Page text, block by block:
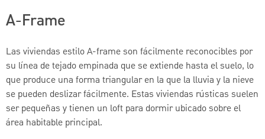
A-Frame
Las viviendas estilo A-frame son fácilmente reconocibles por
su línea de tejado empinada que se extiende hasta el suelo, lo
que produce una forma triangular en la que la lluvia y la nieve
se pueden deslizar fácilmente. Estas viviendas rústicas suelen
ser pequeñas y tienen un loft para dormir ubicado sobre el
área habitable principal.